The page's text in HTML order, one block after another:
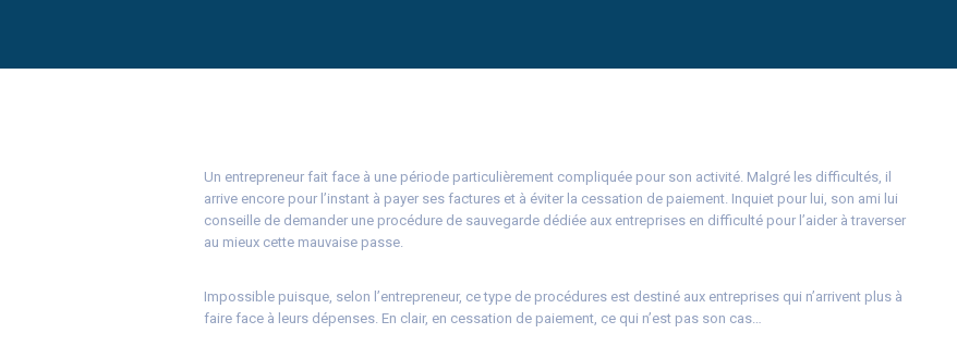
Un entrepreneur fait face à une période particulièrement compliquée pour son activité. Malgré les difficultés, il
arrive encore pour l’instant à payer ses factures et à éviter la cessation de paiement. Inquiet pour lui, son ami lui
conseille de demander une procédure de sauvegarde dédiée aux entreprises en difficulté pour l’aider à traverser
au mieux cette mauvaise passe.
Impossible puisque, selon l’entrepreneur, ce type de procédures est destiné aux entreprises qui n’arrivent plus à
faire face à leurs dépenses. En clair, en cessation de paiement, ce qui n’est pas son cas…